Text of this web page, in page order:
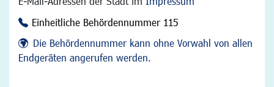
Einheitliche Behördennummer 115
Die Behördennummer kann ohne Vorwahl von allen
Endgeräten angerufen werden.